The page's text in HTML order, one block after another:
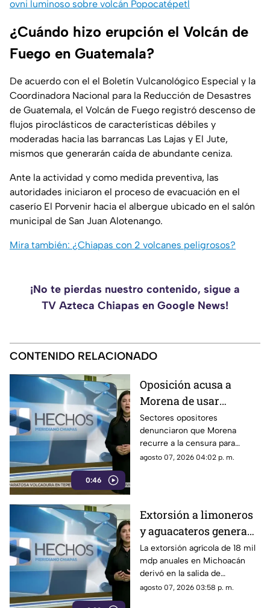
ovni luminoso sobre volcán Popocatépetl
¿Cuándo hizo erupción el Volcán de
Fuego en Guatemala?
De acuerdo con el el Boletín Vulcanológico Especial y la
Coordinadora Nacional para la Reducción de Desastres
de Guatemala, el Volcán de Fuego registró descenso de
flujos piroclásticos de características débiles y
moderadas hacia las barrancas Las Lajas y El Jute,
mismos que generarán caída de abundante ceniza.
Ante la actividad y como medida preventiva, las
autoridades iniciaron el proceso de evacuación en el
caserío El Porvenir hacia el albergue ubicado en el salón
municipal de San Juan Alotenango.
Mira también: ¿Chiapas con 2 volcanes peligrosos?
¡No te pierdas nuestro contenido, sigue a
TV Azteca Chiapas en Google News!
CONTENIDO RELACIONADO
0:46
Oposición acusa a
Morena de usar
censura para ocultar
seńalamientos de
narcopolítica
Sectores opositores
denunciaron que Morena
recurre a la censura para
imponer su versión oficial y
agosto 07, 2026 04:02 p. m.
Extorsión a limoneros
y aguacateros genera
pérdidas de 18 mil mdp
en Michoacán
La extorsión agrícola de 18 mil
mdp anuales en Michoacán
derivó en la salida de
inspectores de EE. UU.,
agosto 07, 2026 03:58 p. m.